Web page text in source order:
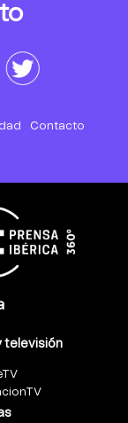
Contacto
televisión